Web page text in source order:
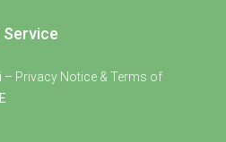
– Privacy Notice & Terms of